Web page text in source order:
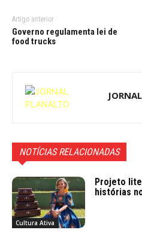
Artigo anterior
Governo regulamenta lei de
food trucks
NOTÍCIAS RELACIONADAS
Cultura Ativa
Projeto
histórias